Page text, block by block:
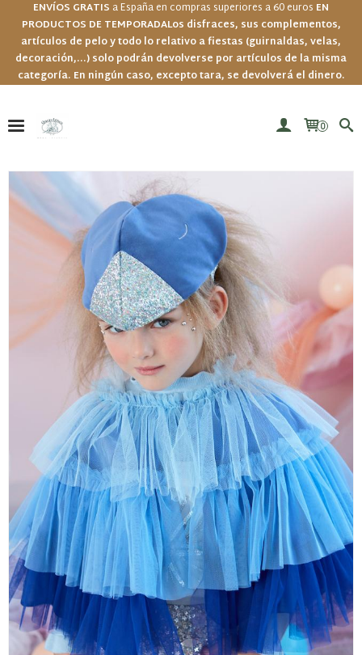
ENVÍOS GRATIS a España en compras superiores a 60 euros EN
PRODUCTOS DE TEMPORADALos disfraces, sus complementos,
artículos de pelo y todo lo relativo a fiestas (guirnaldas, velas,
decoración,...) solo podrán devolverse por artículos de la misma
categoría. En ningún caso, excepto tara, se devolverá el dinero.
0